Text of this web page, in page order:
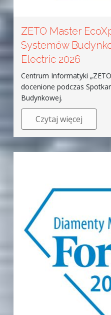
ZETO Master
Systemów
Electric 2026
Centrum Informatyki
docenione podczas
Budynkowej.
Czytaj więcej